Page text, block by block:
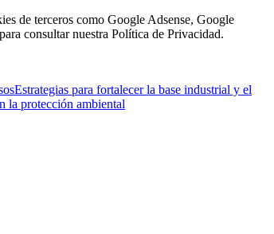
de terceros como Google Adsense, Google
consultar nuestra Política de Privacidad.
Estrategias para fortalecer la base industrial y el
la protección ambiental